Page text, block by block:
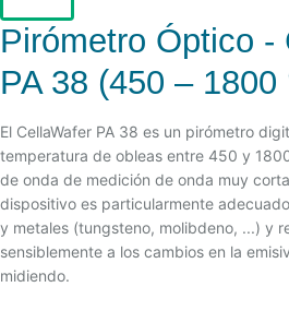
Pirómetro Óptico
PA 38 (450 – 1800
El CellaWafer PA 38 es un pirómetro
temperatura de obleas entre 450 y
de onda de medición de onda muy
dispositivo es particularmente
y metales (tungsteno, molibdeno, ...) y
sensiblemente a los cambios en la
midiendo.